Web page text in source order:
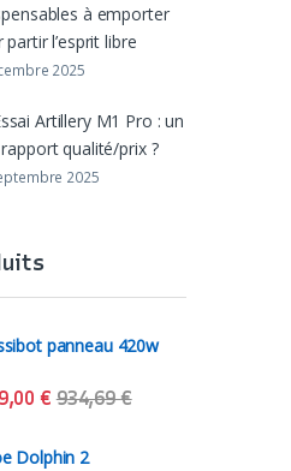
à emporter
partir l’esprit libre
2025
Artillery M1 Pro : un
qualité/prix ?
2025
panneau 420w
€ 934,69€
Dolphin 2